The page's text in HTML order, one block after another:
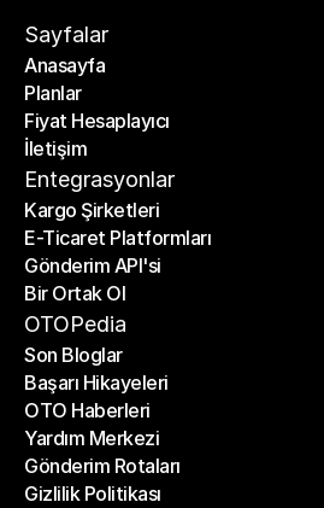
Sayfalar
Anasayfa
Anasayfa
Planlar
Planlar
Fiyat Hesaplayıcı
Fiyat Hesaplayıcı
İletişim
İletişim
Entegrasyonlar
Kargo Şirketleri
Kargo Şirketleri
E-Ticaret Platformları
E-Ticaret Platformları
Gönderim API'si
Gönderim API'si
Bir Ortak Ol
Bir Ortak Ol
OTOPedia
Son Bloglar
Son Bloglar
Başarı Hikayeleri
Başarı Hikayeleri
OTO Haberleri
OTO Haberleri
Yardım Merkezi
Yardım Merkezi
Gönderim Rotaları
Gönderim Rotaları
Gizlilik Politikası